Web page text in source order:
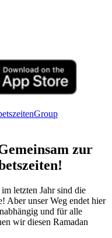
zur
letzten Jahr sind die
Aber unser Weg endet hier
und für alle
wir diesen Ramadan